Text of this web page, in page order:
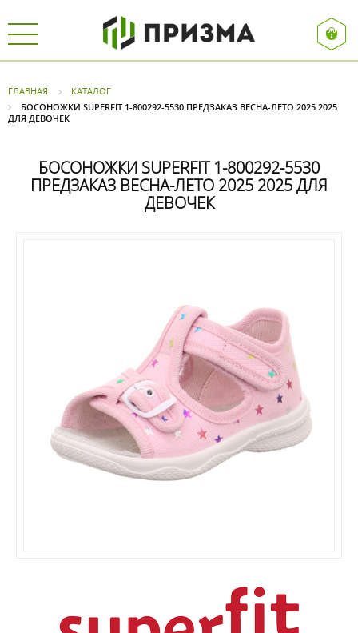
ГЛАВНАЯ
КАТАЛОГ
БОСОНОЖКИ SUPERFIT 1-800292-5530 ПРЕДЗАКАЗ ВЕСНА-ЛЕТО 2025 2025
ДЛЯ ДЕВОЧЕК
БОСОНОЖКИ SUPERFIT 1-800292-5530
ПРЕДЗАКАЗ ВЕСНА-ЛЕТО 2025 2025 ДЛЯ
ДЕВОЧЕК